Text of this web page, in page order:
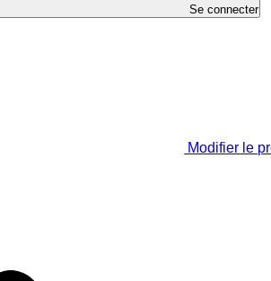
Se connecter
Modifier le